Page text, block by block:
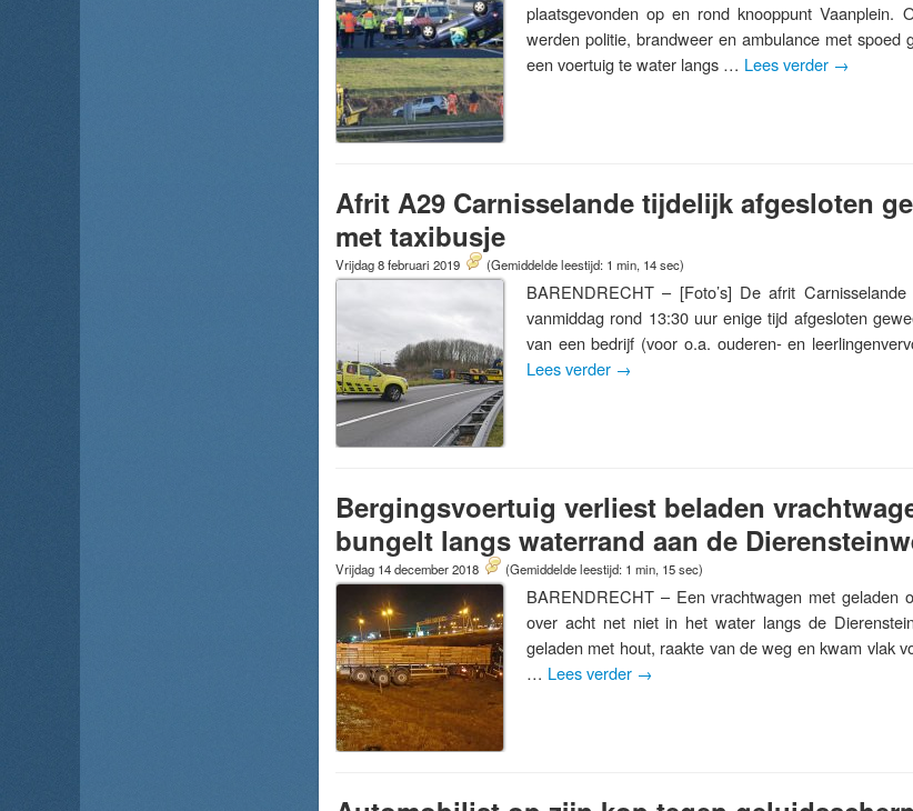
plaatsgevonden op en rond knooppunt Vaanplein.
werden politie, brandweer en ambulance met spoed
een voertuig te water langs … Lees verder →
Afrit A29 Carnisselande tijdelijk afgesloten
met taxibusje
Vrijdag 8 februari 2019 (Gemiddelde leestijd: 1 min, 14 sec)
BARENDRECHT – [Foto’s] De afrit
vanmiddag rond 13:30 uur enige tijd afgesloten
van een bedrijf (voor o.a. ouderen- en
Lees verder →
Bergingsvoertuig verliest beladen
bungelt langs waterrand aan de
Vrijdag 14 december 2018 (Gemiddelde leestijd: 1 min, 15 sec)
BARENDRECHT – Een vrachtwagen met geladen
over acht net niet in het water langs de
geladen met hout, raakte van de weg en kwam vlak
… Lees verder →